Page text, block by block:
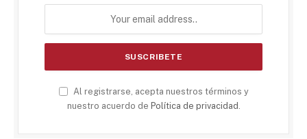
Al registrarse, acepta nuestros términos y
nuestro acuerdo de Política de privacidad